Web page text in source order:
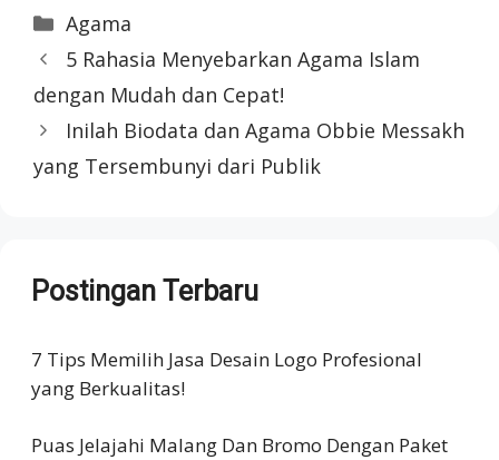
Categories
Agama
5 Rahasia Menyebarkan Agama Islam
dengan Mudah dan Cepat!
Inilah Biodata dan Agama Obbie Messakh
yang Tersembunyi dari Publik
Postingan Terbaru
7 Tips Memilih Jasa Desain Logo Profesional
yang Berkualitas!
Puas Jelajahi Malang Dan Bromo Dengan Paket